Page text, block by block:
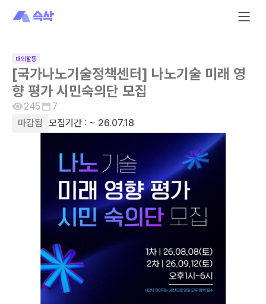
대외활동
[국가나노기술정책센터] 나노기술 미래 영
향 평가 시민숙의단 모집
245
7
마감됨
모집기간 : ~ 26.07.18